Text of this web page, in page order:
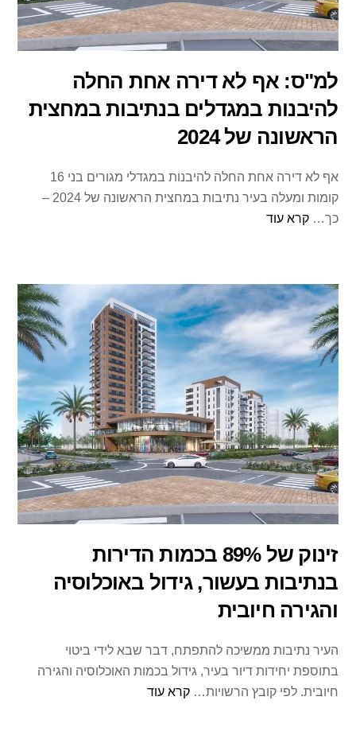
למ"ס: אף לא דירה אחת החלה
להיבנות במגדלים בנתיבות במחצית
הראשונה של 2024
אף לא דירה אחת החלה להיבנות במגדלי מגורים בני 16
קומות ומעלה בעיר נתיבות במחצית הראשונה של 2024 –
כך…קרא עוד
זינוק של 89% בכמות הדירות
בנתיבות בעשור, גידול באוכלוסיה
והגירה חיובית
העיר נתיבות ממשיכה להתפתח, דבר שבא לידי ביטוי
בתוספת יחידות דיור בעיר, גידול בכמות האוכלוסיה והגירה
חיובית. לפי קובץ הרשויות…קרא עוד